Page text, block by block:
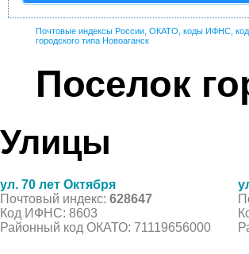
Почтовые индексы России, ОКАТО, коды ИФНС,
городского типа Новоаганск
Поселок
Улицы
ул. 70 лет Октября
Почтовый индекс: 628647
Код ИФНС: 8603
Районный код ОКАТО: 71119656000